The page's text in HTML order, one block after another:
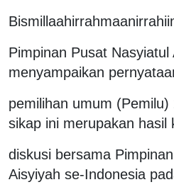
Pimpinan Pusat Nasyiatul
menyampaikan
pemilihan umum
sikap ini merupakan hasil
diskusi bersama
Aisyiyah se-Indonesia